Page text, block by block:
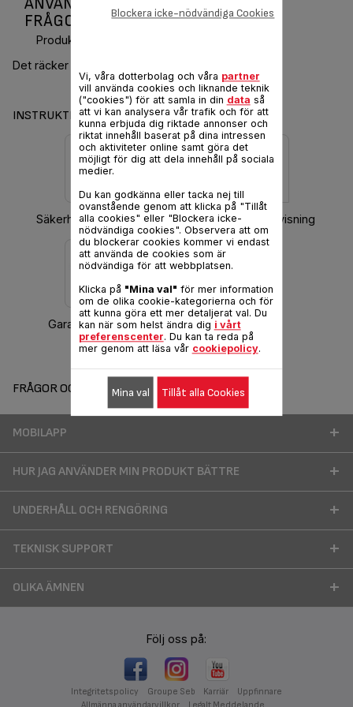
FRÅGOR ACTIFRY
Produktkod :
Det räcker med en sked olja
INSTRUKTIONER & GARANTI
Säkerhetsinstruktioner Hämta bruksanvisning
Garantiinformation
FRÅGOR OCH SVAR
MOBILAPP
HUR JAG ANVÄNDER MIN PRODUKT BÄTTRE
UNDERHÅLL OCH RENGÖRING
TEKNISK SUPPORT
OLIKA ÄMNEN
Följ oss på:
Integritetspolicy Groupe Seb Karriär
Uppfinnare
Allmänna användarvillkor
Legalt Meddelande
Vi, våra dotterbolag och våra partner
vill använda cookies och liknande teknik
("cookies") för att samla in din data så
att vi kan analysera vår trafik och för att
kunna erbjuda dig riktade annonser och
riktat innehåll baserat på dina intressen
och aktiviteter online samt göra det
möjligt för dig att dela innehåll på sociala
medier.
Du kan godkänna eller tacka nej till
ovanstående genom att klicka på "Tillåt
alla cookies" eller "Blockera icke-
nödvändiga cookies". Observera att om
du blockerar cookies kommer vi endast
att använda de cookies som är
nödvändiga för att webbplatsen.
Klicka på "Mina val" för mer information
om de olika cookie-kategorierna och för
att kunna göra ett mer detaljerat val. Du
kan när som helst ändra dig i vårt
preferenscenter. Du kan ta reda på
mer genom att läsa vår cookiepolicy.
Blockera icke-nödvändiga Cookies
Mina val Tillåt alla Cookies